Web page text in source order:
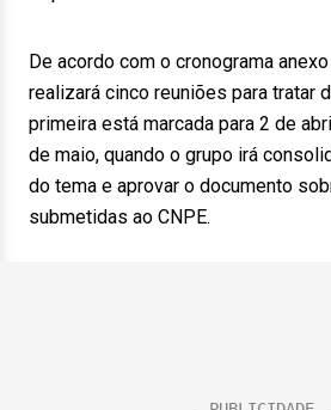
De acordo com o cronograma
realizará cinco reuniões para tratar
primeira está marcada para 2 de
de maio, quando o grupo irá
do tema e aprovar o documento
submetidas ao CNPE.